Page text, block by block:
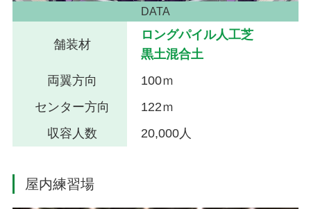
DATA
舗装材
ロングパイル人工芝
黒土混合土
両翼方向
100ｍ
センター方向
122ｍ
収容人数
20,000人
屋内練習場